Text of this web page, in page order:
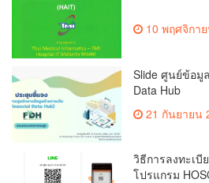
10 พฤศจิกา
Slide ศูนย์ข้อมู
Data Hub
21 กันยายน
วิธีการลงทะเบี
โปรแกรม